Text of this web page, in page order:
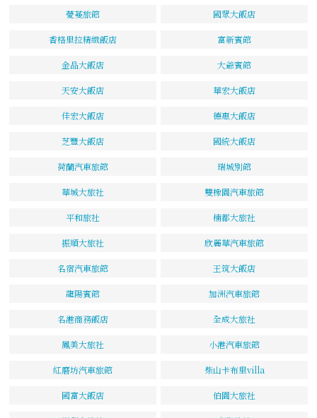
薆蔓旅館 國眾大飯店
香格里拉精緻飯店 富新賓館
金品大飯店 大爺賓館
天安大飯店 華宏大飯店
佳宏大飯店 德惠大飯店
芝豐大飯店 國統大飯店
荷蘭汽車旅館 瑞城別館
華城大旅社 雙橡園汽車旅館
平和旅社 楠都大旅社
振順大旅社 欣麗華汽車旅館
名宿汽車旅館 王筑大飯店
龍陽賓館 加洲汽車旅館
名港商務飯店 全成大旅社
鳳美大旅社 小港汽車旅館
紅磨坊汽車旅館 柴山卡布里villa
國富大飯店 伯園大旅社